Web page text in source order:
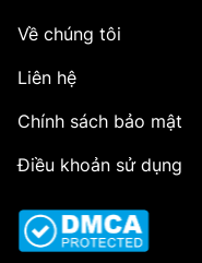
Về chúng tôi
Liên hệ
Chính sách bảo mật
Điều khoản sử dụng